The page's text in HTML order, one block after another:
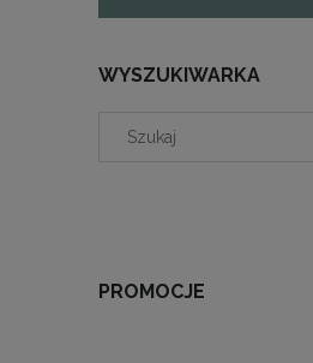
WYSZUKIWARKA
PROMOCJE